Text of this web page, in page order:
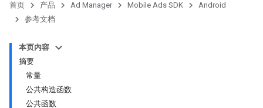
首页 产品 Ad Manager Mobile Ads SDK
Android
参考文档
本页内容
摘要
常量
公共构造函数
公共函数